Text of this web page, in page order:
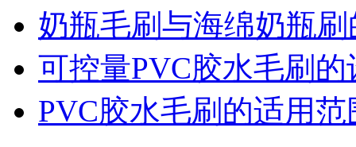
奶瓶毛刷与海绵奶瓶
可控量PVC胶水毛刷
PVC胶水毛刷的适用范